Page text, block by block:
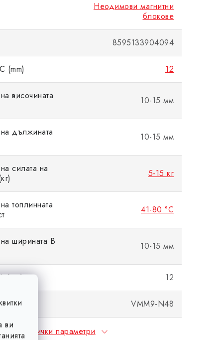
ви
Неодимови магнитни
блокове
8595133904094
(mm) 12
височината 10-15 мм
дължината 10-15 мм
силата на
5-15 кг
топлинната
41-80 °C
ширината B 10-15 мм
(мм) 12
VMM9-N48
Всички параметри